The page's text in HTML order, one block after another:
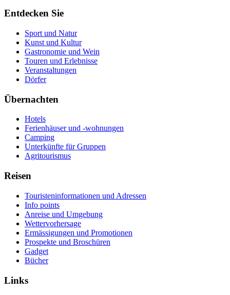
Entdecken Sie
Sport und Natur
Kunst und Kultur
Gastronomie und Wein
Touren und Erlebnisse
Veranstaltungen
Dörfer
Übernachten
Hotels
Ferienhäuser und -wohnungen
Camping
Unterkünfte für Gruppen
Agritourismus
Reisen
Touristeninformationen und Adressen
Info points
Anreise und Umgebung
Wettervorhersage
Ermässigungen und Promotionen
Prospekte und Broschüren
Gadget
Bücher
Links